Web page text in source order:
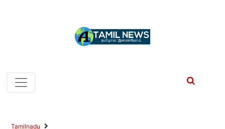
Tamilnadu